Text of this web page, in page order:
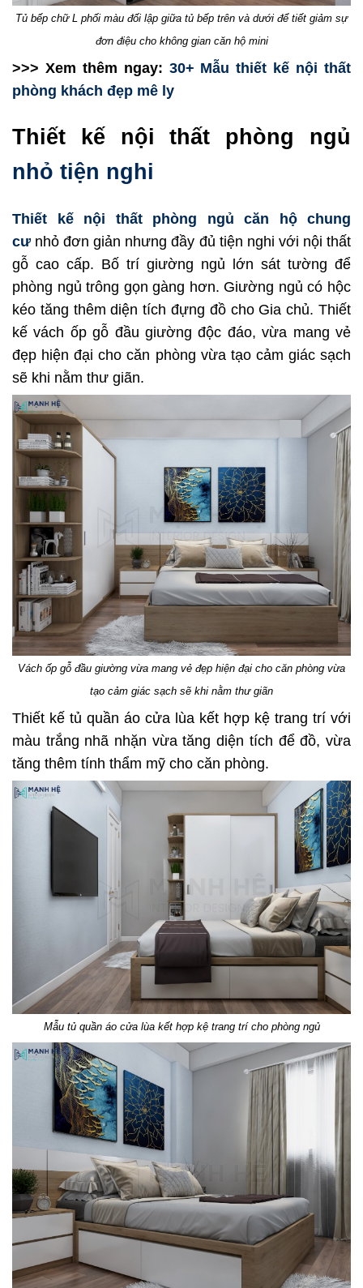
Tủ bếp chữ L phối màu đối lập giữa tủ bếp trên và dưới để tiết giảm sự
đơn điệu cho không gian căn hộ mini
>>> Xem thêm ngay: 30+ Mẫu thiết kế nội thất
phòng khách đẹp mê ly
Thiết kế nội thất phòng ngủ
nhỏ tiện nghi
Thiết kế nội thất phòng ngủ căn hộ chung
cư nhỏ đơn giản nhưng đầy đủ tiện nghi với nội thất
gỗ cao cấp. Bố trí giường ngủ lớn sát tường để
phòng ngủ trông gọn gàng hơn. Giường ngủ có hộc
kéo tăng thêm diện tích đựng đồ cho Gia chủ. Thiết
kế vách ốp gỗ đầu giường độc đáo, vừa mang vẻ
đẹp hiện đại cho căn phòng vừa tạo cảm giác sạch
sẽ khi nằm thư giãn.
Vách ốp gỗ đầu giường vừa mang vẻ đẹp hiện đại cho căn phòng vừa
tạo cảm giác sạch sẽ khi nằm thư giãn
Thiết kế tủ quần áo cửa lùa kết hợp kệ trang trí với
màu trắng nhã nhặn vừa tăng diện tích để đồ, vừa
tăng thêm tính thẩm mỹ cho căn phòng.
Mẫu tủ quần áo cửa lùa kết hợp kệ trang trí cho phòng ngủ